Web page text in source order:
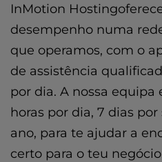
InMotion
desempenho numa
que operamos, com o
de assistência
por dia. A nossa equipa
horas por dia, 7 dias
ano, para te ajudar a
certo para o teu